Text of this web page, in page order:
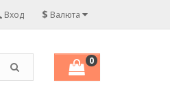
$ Валюта
Вход
0